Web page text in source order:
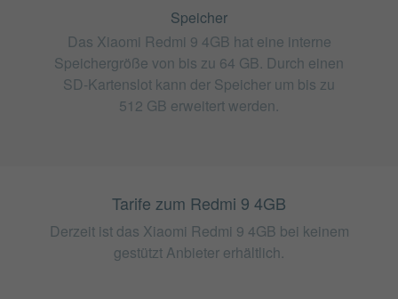
Speicher
Das Xiaomi Redmi 9 4GB hat eine interne
Speichergröße von bis zu 64 GB. Durch einen
SD-Kartenslot kann der Speicher um bis zu
512 GB erweitert werden.
Tarife zum Redmi 9 4GB
Derzeit ist das Xiaomi Redmi 9 4GB bei keinem
gestützt Anbieter erhältlich.